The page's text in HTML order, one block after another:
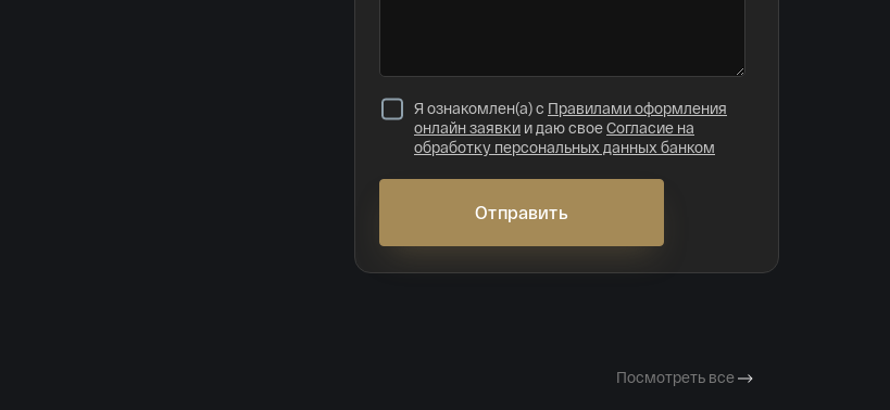
Я ознакомлен(а) с Правилами оформления
онлайн заявки и даю своеСогласие на
обработку персональных данных банком
Отправить
Посмотреть все